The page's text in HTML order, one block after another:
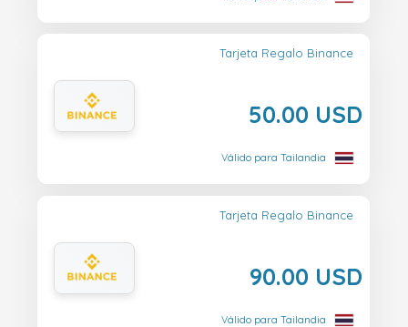
Tarjeta Regalo Binance
50.00 USD
Válido para Tailandia
Tarjeta Regalo Binance
90.00 USD
Válido para Tailandia